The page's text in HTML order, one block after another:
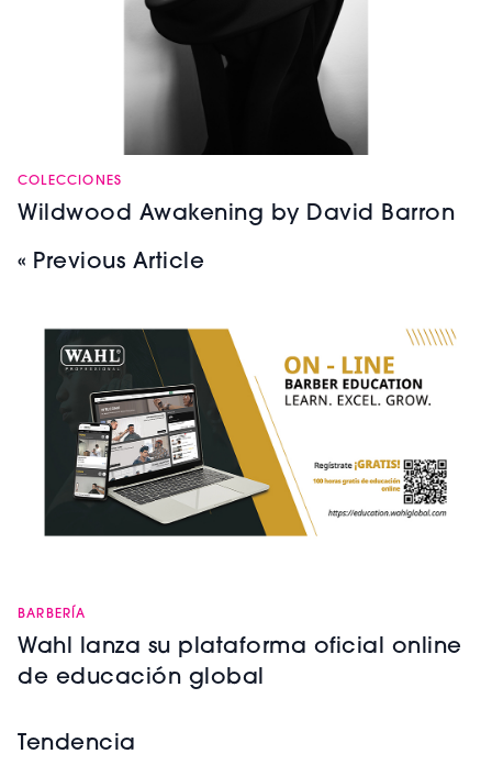
COLECCIONES
Wildwood Awakening by David Barron
« Previous Article
BARBERÍA
Wahl lanza su plataforma oficial online
de educación global
Tendencia